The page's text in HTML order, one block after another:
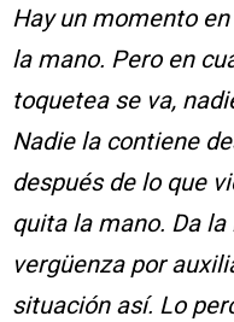
Hay un momento
la mano. Pero en
toquetea se va,
Nadie la contiene
después de lo que
quita la mano. Da
vergüenza por
situación así. Lo